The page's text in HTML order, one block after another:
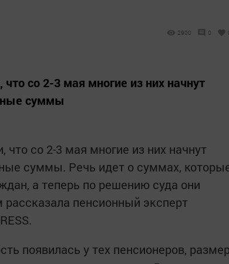
2900 0
со 2-3 мая многие из них начнут
суммы
со 2-3 мая многие из них начнут
суммы. Речь идет о суммах,
а теперь по решению суда они
пенсионный эксперт
появилась у тех пенсионеров, размер